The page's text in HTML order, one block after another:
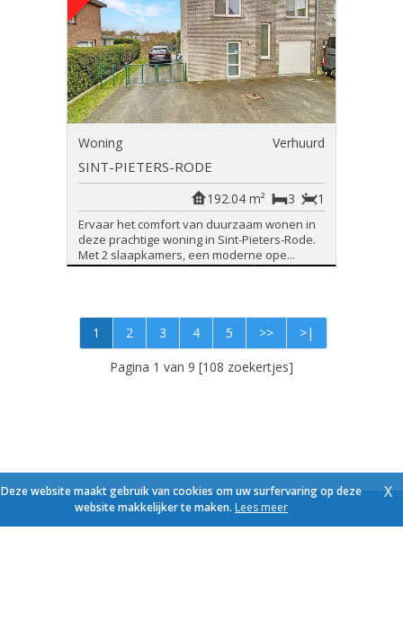
Deze website maakt gebruik van cookies om uw surfervaring op deze
website makkelijker te maken. Lees meer
X
Woning Verhuurd
SINT-PIETERS-RODE
1
3
192.04 m²
Ervaar het comfort van duurzaam wonen in
deze prachtige woning in Sint-Pieters-Rode.
Met 2 slaapkamers, een moderne ope...
1 2 3 4 5 >>
>|
Pagina 1 van 9 [108 zoekertjes]